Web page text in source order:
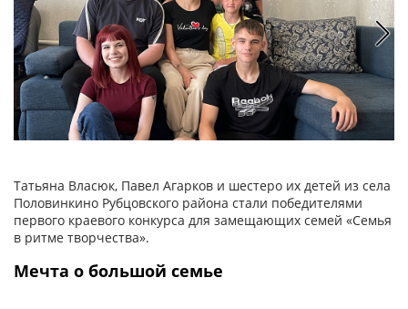
Татьяна Власюк, Павел Агарков и шестеро их детей из села
Половинкино Рубцовского района стали победителями
первого краевого конкурса для замещающих семей «Семья
в ритме творчества».
Мечта о большой семье